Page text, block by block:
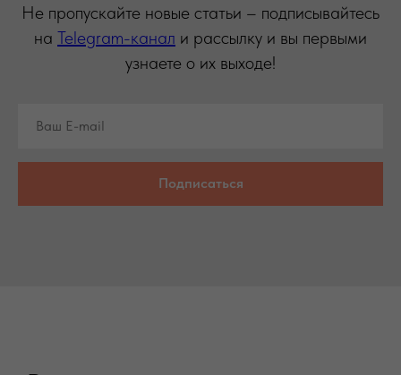
Не пропускайте новые статьи – подписывайтесь
на Telegram-канал и рассылку и вы первыми
узнаете о их выходе!
Подписаться